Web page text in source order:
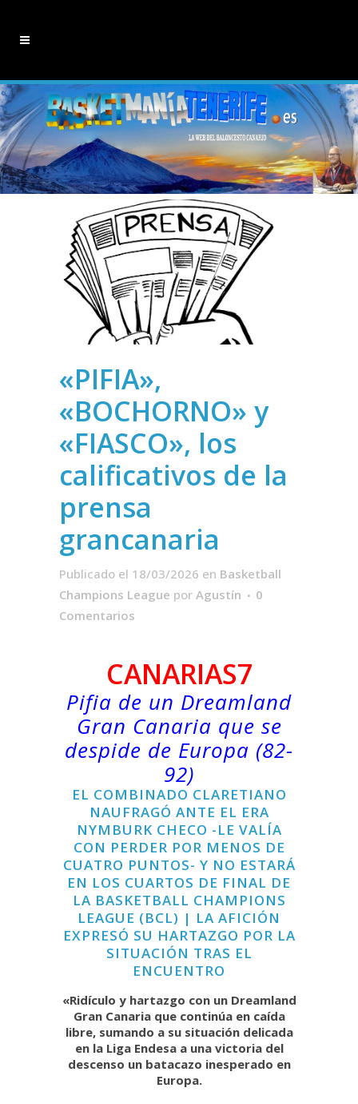
«PIFIA»,
«BOCHORNO» y
«FIASCO», los
calificativos de la
prensa
grancanaria
Publicado el 18/03/2026 en Basketball
Champions League por Agustín
0
Comentarios
CANARIAS7
Pifia de un Dreamland
Gran Canaria que se
despide de Europa (82-
92)
EL COMBINADO CLARETIANO
NAUFRAGÓ ANTE EL ERA
NYMBURK CHECO -LE VALÍA
CON PERDER POR MENOS DE
CUATRO PUNTOS- Y NO ESTARÁ
EN LOS CUARTOS DE FINAL DE
LA BASKETBALL CHAMPIONS
LEAGUE (BCL) | LA AFICIÓN
EXPRESÓ SU HARTAZGO POR LA
SITUACIÓN TRAS EL
ENCUENTRO
«Ridículo y hartazgo con un Dreamland
Gran Canaria que continúa en caída
libre, sumando a su situación delicada
en la Liga Endesa a una victoria del
descenso un batacazo inesperado en
Europa.